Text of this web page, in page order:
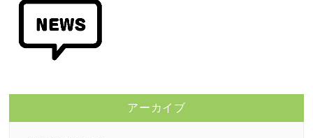
アーカイブ